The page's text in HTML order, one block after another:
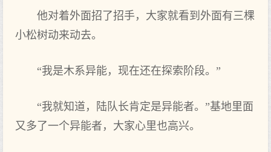
他对着外面招了招手，大家就看到外面有三棵
小松树动来动去。
“我是木系异能，现在还在探索阶段。”
“我就知道，陆队长肯定是异能者。”基地里面
又多了一个异能者，大家心里也高兴。